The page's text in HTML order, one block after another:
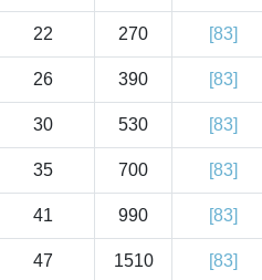
22 270 [83]
26 390 [83]
30 530 [83]
35 700 [83]
41 990 [83]
47 1510 [83]